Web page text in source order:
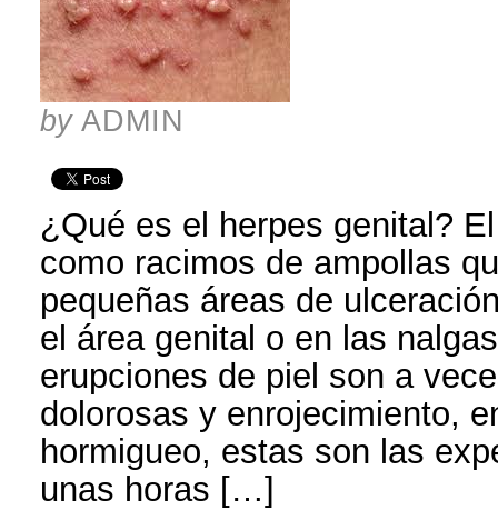
by ADMIN
¿Qué es el herpes genital?
como racimos de ampollas
pequeñas áreas de
el área genital o en las
erupciones de piel son a
dolorosas y enrojecimiento,
hormigueo, estas son las
unas horas […]